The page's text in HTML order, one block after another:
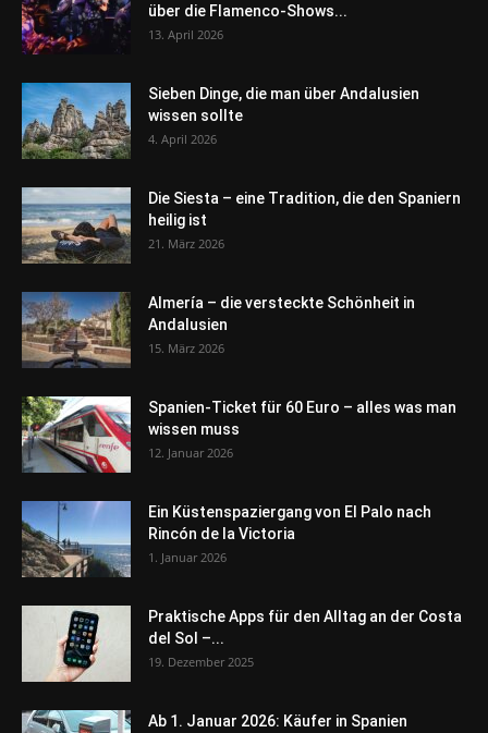
über die Flamenco-Shows...
13. April 2026
Sieben Dinge, die man über Andalusien
wissen sollte
4. April 2026
Die Siesta – eine Tradition, die den Spaniern
heilig ist
21. März 2026
Almería – die versteckte Schönheit in
Andalusien
15. März 2026
Spanien-Ticket für 60 Euro – alles was man
wissen muss
12. Januar 2026
Ein Küstenspaziergang von El Palo nach
Rincón de la Victoria
1. Januar 2026
Praktische Apps für den Alltag an der Costa
del Sol –...
19. Dezember 2025
Ab 1. Januar 2026: Käufer in Spanien